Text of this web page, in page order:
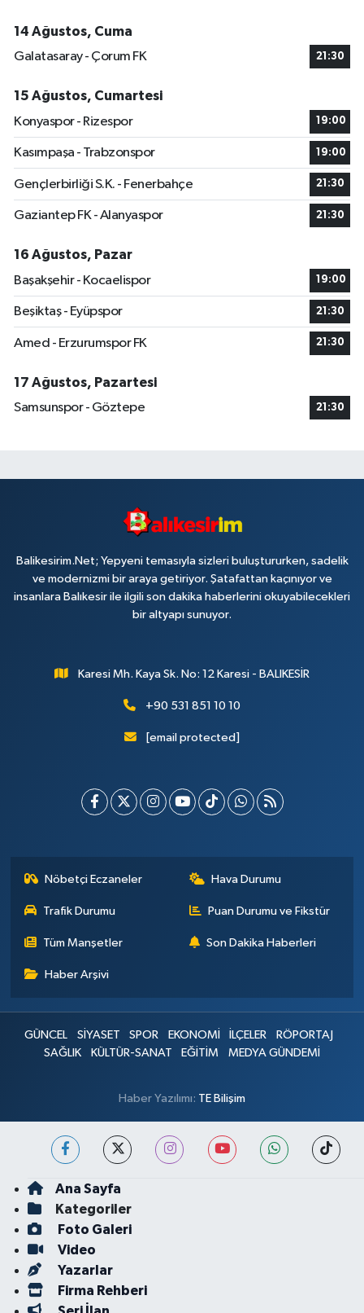
14 Ağustos, Cuma
Galatasaray - Çorum FK
21:30
15 Ağustos, Cumartesi
Konyaspor - Rizespor
19:00
Kasımpaşa - Trabzonspor 19:00
Gençlerbirliği S.K. - Fenerbahçe 21:30
Gaziantep FK - Alanyaspor 21:30
16 Ağustos, Pazar
Başakşehir - Kocaelispor
19:00
Beşiktaş - Eyüpspor 21:30
Amed - Erzurumspor FK 21:30
17 Ağustos, Pazartesi
Samsunspor - Göztepe
21:30
Balikesirim.Net; Yepyeni temasıyla sizleri buluştururken, sadelik
ve modernizmi bir araya getiriyor. Şatafattan kaçınıyor ve
insanlara Balıkesir ile ilgili son dakika haberlerini okuyabilecekleri
bir altyapı sunuyor.
Karesi Mh. Kaya Sk. No: 12 Karesi - BALIKESİR
+90 531 851 10 10
[email protected]
Nöbetçi Eczaneler Hava Durumu
Trafik Durumu Puan Durumu ve Fikstür
Tüm Manşetler Son Dakika Haberleri
Haber Arşivi
GÜNCEL SİYASET SPOR EKONOMİ İLÇELER
RÖPORTAJ
SAĞLIK
KÜLTÜR-SANAT EĞİTİM MEDYA GÜNDEMİ
Haber Yazılımı: TE Bilişim
Ana Sayfa
Kategoriler
Foto Galeri
Video
Yazarlar
Firma Rehberi